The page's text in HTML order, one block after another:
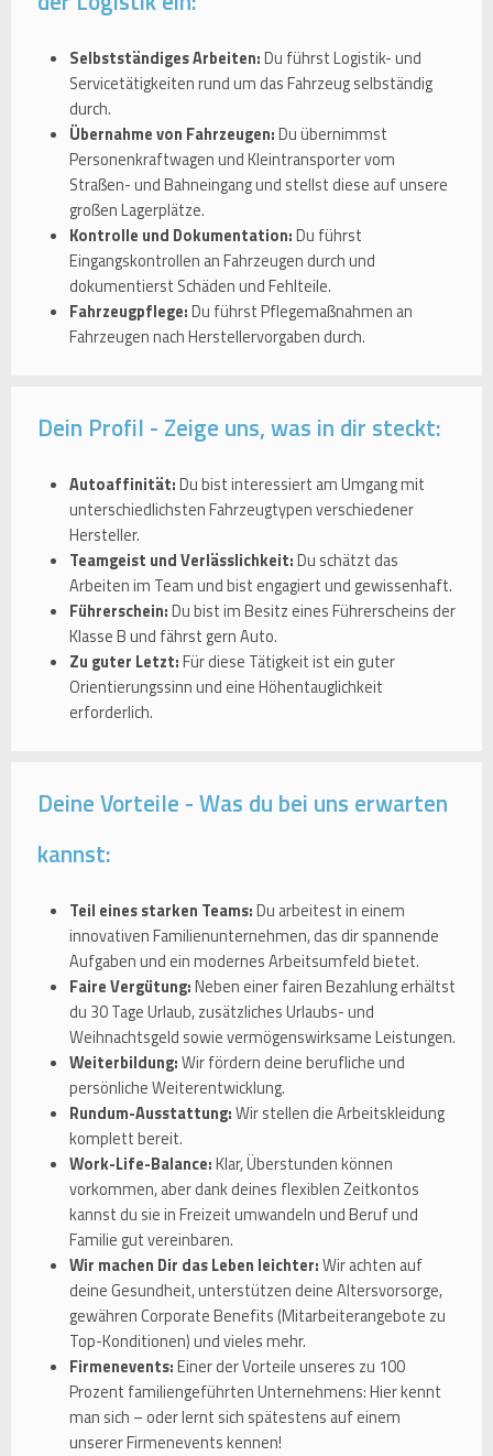
Selbstständiges Arbeiten:Du führst Logistik- und
Servicetätigkeiten rund um das Fahrzeug selbständig
durch.
Übernahme von Fahrzeugen:Du übernimmst
Personenkraftwagen und Kleintransporter vom
Straßen- und Bahneingang und stellst diese auf unsere
großen Lagerplätze.
Kontrolle und Dokumentation:Du führst
Eingangskontrollen an Fahrzeugen durch und
dokumentierst Schäden und Fehlteile.
Fahrzeugpflege:Du führst Pflegemaßnahmen an
Fahrzeugen nach Herstellervorgaben durch.
Dein Profil - Zeige uns, was in dir steckt:
Autoaffinität:Du bist interessiert am Umgang mit
unterschiedlichsten Fahrzeugtypen verschiedener
Hersteller.
Teamgeist und Verlässlichkeit:Du schätzt das
Arbeiten im Team und bist engagiert und gewissenhaft.
Führerschein:Du bist im Besitz eines Führerscheins der
Klasse B und fährst gern Auto.
Zu guter Letzt:Für diese Tätigkeit ist ein guter
Orientierungssinn und eine Höhentauglichkeit
erforderlich.
Deine Vorteile - Was du bei uns erwarten
kannst:
Teil eines starken Teams:Du arbeitest in einem
innovativen Familienunternehmen, das dir spannende
Aufgaben und ein modernes Arbeitsumfeld bietet.
Faire Vergütung:Neben einer fairen Bezahlung erhältst
du 30 Tage Urlaub, zusätzliches Urlaubs- und
Weihnachtsgeld sowie vermögenswirksame Leistungen.
Weiterbildung:Wir fördern deine berufliche und
persönliche Weiterentwicklung.
Rundum-Ausstattung:Wir stellen die Arbeitskleidung
komplett bereit.
Work-Life-Balance:Klar, Überstunden können
vorkommen, aber dank deines flexiblen Zeitkontos
kannst du sie in Freizeit umwandeln und Beruf und
Familie gut vereinbaren.
Wir machen Dir das Leben leichter:Wir achten auf
deine Gesundheit, unterstützen deine Altersvorsorge,
gewähren Corporate Benefits (Mitarbeiterangebote zu
Top-Konditionen) und vieles mehr.
Firmenevents:Einer der Vorteile unseres zu 100
Prozent familiengeführten Unternehmens: Hier kennt
man sich – oder lernt sich spätestens auf einem
unserer Firmenevents kennen!